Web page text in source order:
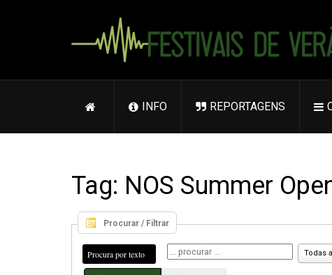
INFO REPORTAGENS
Tag: NOS Summer
Procurar / Filtrar
Procura por texto Todas